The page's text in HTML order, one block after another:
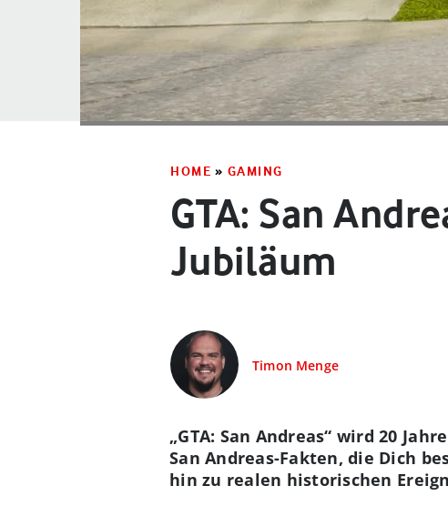
HOME » GAMING
GTA: San
Jubiläum
Timon Menge
„GTA: San Andreas“ wird 20
San Andreas-Fakten, die Dich
hin zu realen historischen